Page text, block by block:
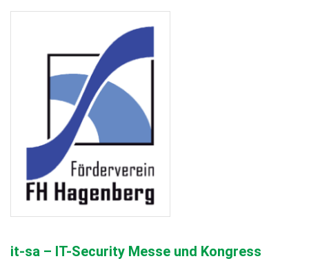
it-sa – IT-Security Messe und Kongress​